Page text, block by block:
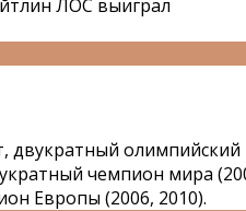
ЛОС выиграл
двукратный олимпийский
чемпион мира
Европы (2006, 2010).